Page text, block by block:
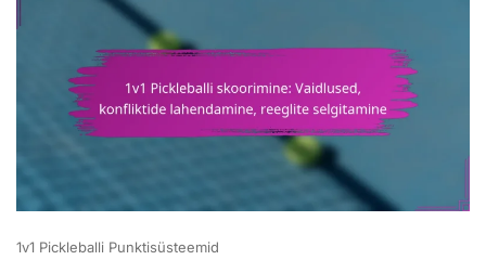
1v1 Pickleballi Punktisüsteemid